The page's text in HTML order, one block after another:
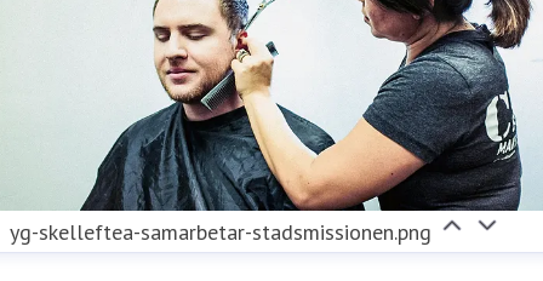
yg-skelleftea-samarbetar-stadsmissionen.png